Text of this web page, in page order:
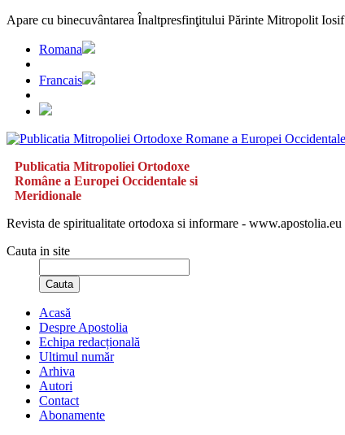
Apare cu binecuvântarea Înaltpresfinţitului Părinte Mitropolit Iosif
Romana
Francais
Publicatia Mitropoliei Ortodoxe
Române a Europei Occidentale si
Meridionale
Revista de spiritualitate ortodoxa si informare - www.apostolia.eu
Cauta in site
Cauta
Acasă
Despre Apostolia
Echipa redacțională
Ultimul număr
Arhiva
Autori
Contact
Abonamente